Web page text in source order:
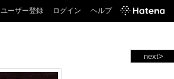
ユーザー登録 ログイン ヘルプ
next>